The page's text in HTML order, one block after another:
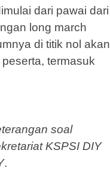
dari pawai dari
long march
di titik nol akan
termasuk
soal
KSPSI DIY
.